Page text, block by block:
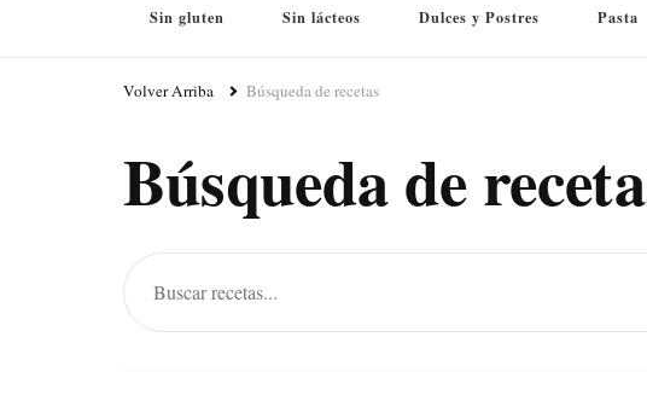
Sin gluten Sin lácteos Dulces y Postres Pasta
Volver Arriba Búsqueda de recetas
Búsqueda de